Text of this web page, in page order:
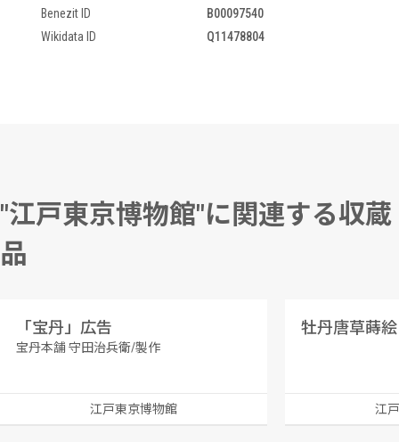
Benezit ID
B00097540
Wikidata ID
Q11478804
"江戸東京博物館"に関連する収蔵
品
「宝丹」広告
宝丹本舗 守田治兵衛/製作
江戸東京博物館
牡丹唐草蒔
江